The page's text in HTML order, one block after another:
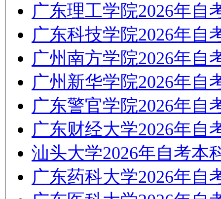
广东理工学院2026年自
广东科技学院2026年自
广州南方学院2026年自
广州新华学院2026年自
广东警官学院2026年自
广东财经大学2026年自
汕头大学2026年自考本
广东药科大学2026年自